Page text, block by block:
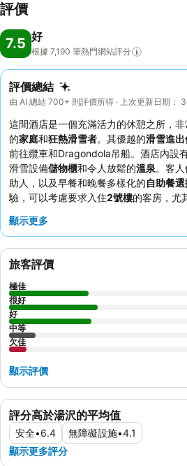
評價
7.5 好
根據 7,190 筆熱門網站評分
評價總結
由 AI 總結 700+ 則評價所得 · 上次更新日期：
這間酒店是一個充滿活力的休憩之所，
的家庭和狂熱滑雪者。其優越的滑雪進
前往纜車和Dragondola吊船。酒店內設
滑雪設備儲物櫃和令人放鬆的溫泉。客
助人，以及早餐和晚餐多樣化的自助餐
驗，可以考慮要求入住2號樓的客房，尤
顯示更多
評分高於湯沢的平均值
安全•6.4 無障礙設施•4.1
顯示更多評分
旅客評價
極佳
很好
好
中等
欠佳
顯示評價